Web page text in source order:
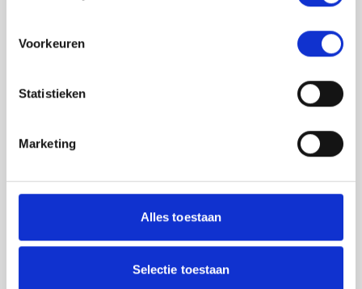
Voorkeuren
Statistieken
Marketing
Alles toestaan
Selectie toestaan
Jouw feedback wordt verwerkt door de
adviseurs van het team richtlijnen NCJ. Als zij
feedback meegenomen wordt met de
Ik ga akkoord dat mijn gegevens
worden gedeeld met de
zijn bij deze JGZ-richtlijn.